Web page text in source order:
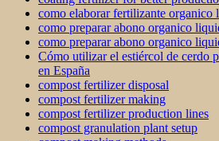
como elaborar fertilizante
como preparar abono organico
como preparar abono organico
Cómo utilizar el estiércol de cerdo
en España
compost fertilizer disposal
compost fertilizer making
compost fertilizer production lines
compost granulation plant setup